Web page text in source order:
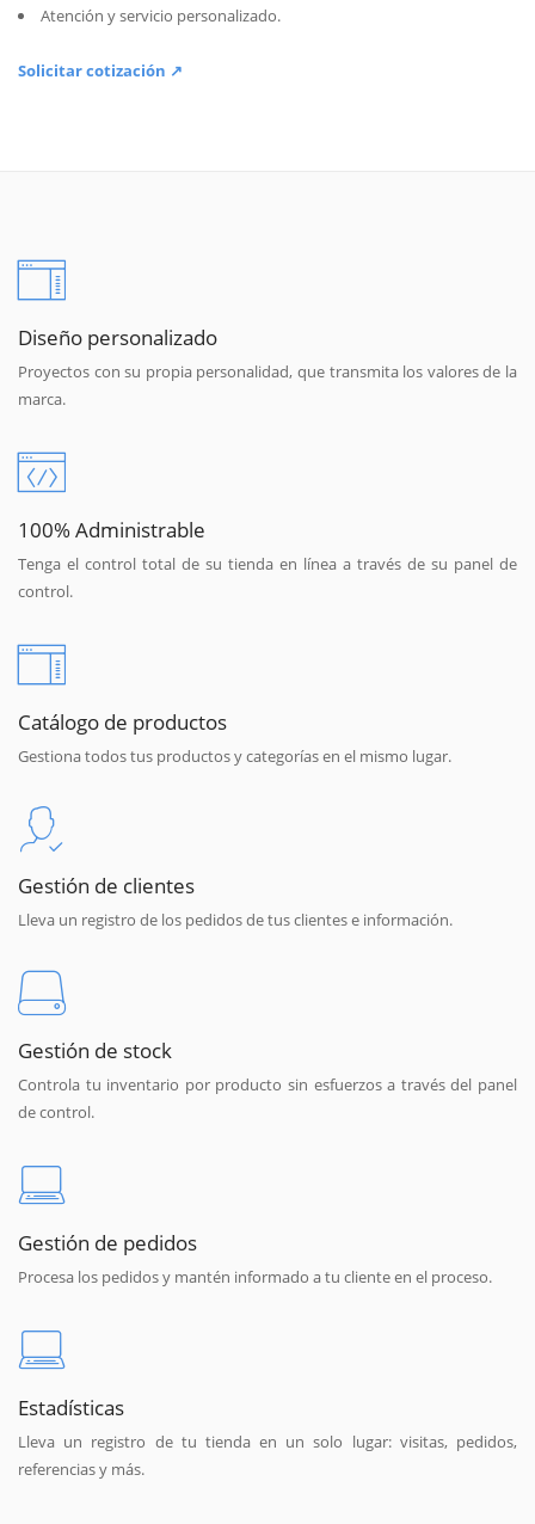
Atención y servicio personalizado.
Solicitar cotización ↗
Diseño personalizado
Proyectos con su propia personalidad, que transmita los valores de la
marca.
100% Administrable
Tenga el control total de su tienda en línea a través de su panel de
control.
Catálogo de productos
Gestiona todos tus productos y categorías en el mismo lugar.
Gestión de clientes
Lleva un registro de los pedidos de tus clientes e información.
Gestión de stock
Controla tu inventario por producto sin esfuerzos a través del panel
de control.
Gestión de pedidos
Procesa los pedidos y mantén informado a tu cliente en el proceso.
Estadísticas
Lleva un registro de tu tienda en un solo lugar: visitas, pedidos,
referencias y más.